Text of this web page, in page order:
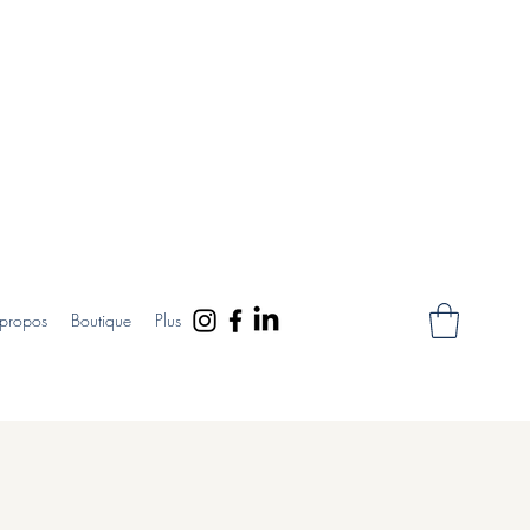
Boutique Plus